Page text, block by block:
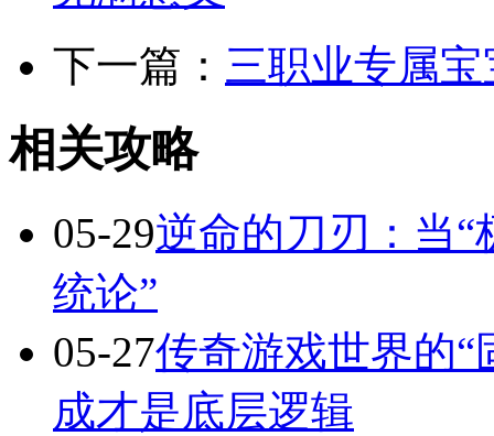
下一篇： 三职业专属
相关攻略
05-29逆命的刀刃：当“
统论”
05-27传奇游戏世界的“
成才是底层逻辑